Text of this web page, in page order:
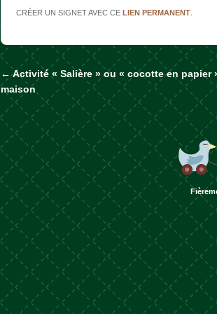
CRÉER UN SIGNET AVEC CELIEN PERMANENT
Naviguer dans les
←Activité « Salière » ou « cocotte en papier
maison